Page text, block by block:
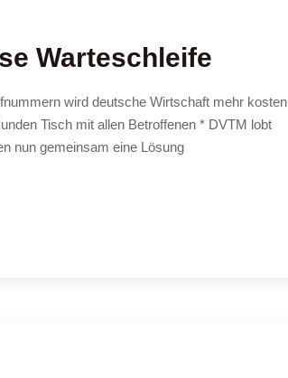
Warteschleife
wird deutsche Wirtschaft mehr kosten
Tisch mit allen Betroffenen * DVTM lobt
nun gemeinsam eine Lösung